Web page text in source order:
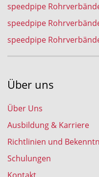
speedpipe
speedpipe
speedpipe
Über uns
Über Uns
Ausbildung & Karriere
Richtlinien und
Schulungen
Kontakt